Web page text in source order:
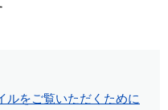
ルをご覧いただくために